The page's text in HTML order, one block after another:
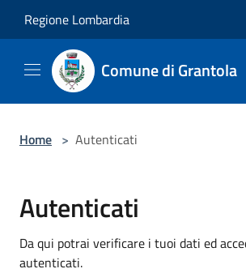
Regione Lombardia
Comune di Grantola
Home > Autenticati
Autenticati
Da qui potrai verificare i tuoi dati ed
autenticati.